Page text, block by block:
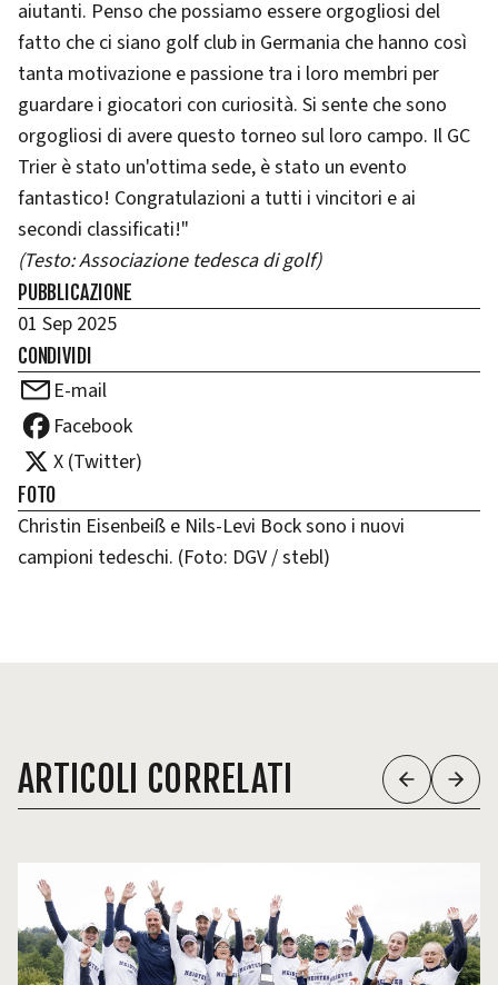
aiutanti. Penso che possiamo essere orgogliosi del
fatto che ci siano golf club in Germania che hanno così
tanta motivazione e passione tra i loro membri per
guardare i giocatori con curiosità. Si sente che sono
orgogliosi di avere questo torneo sul loro campo. Il GC
Trier è stato un'ottima sede, è stato un evento
fantastico! Congratulazioni a tutti i vincitori e ai
secondi classificati!"
(Testo: Associazione tedesca di golf)
PUBBLICAZIONE
01 Sep 2025
CONDIVIDI
E-mail
Facebook
X (Twitter)
FOTO
Christin Eisenbeiß e Nils-Levi Bock sono i nuovi
campioni tedeschi. (Foto: DGV / stebl)
ARTICOLI CORRELATI